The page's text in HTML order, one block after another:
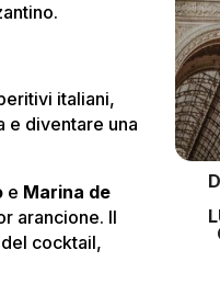
italiani,
e diventare una
e Marina de
arancione. Il
cocktail,